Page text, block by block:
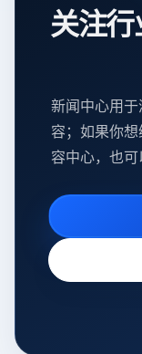
关注
新闻中心用
容；如果你
容中心，也